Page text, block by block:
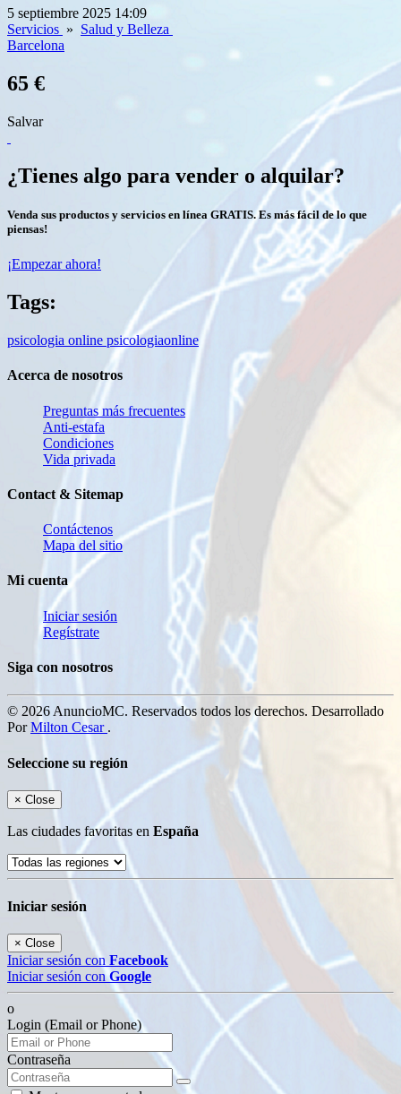
5 septiembre 2025 14:09
Servicios » Salud y Belleza
Barcelona
65 €
Salvar
¿Tienes algo para vender o alquilar?
Venda sus productos y servicios en línea GRATIS. Es más fácil de lo que
piensas!
¡Empezar ahora!
Tags:
psicologia online psicologiaonline
Acerca de nosotros
Preguntas más frecuentes
Anti-estafa
Condiciones
Vida privada
Contact & Sitemap
Contáctenos
Mapa del sitio
Mi cuenta
Iniciar sesión
Regístrate
Siga con nosotros
© 2026 AnuncioMC. Reservados todos los derechos. Desarrollado
PorMilton Cesar .
Seleccione su región
× Close
Las ciudades favoritas en España
Iniciar sesión
× Close
Iniciar sesión con Facebook
Iniciar sesión conGoogle
o
Login (Email or Phone)
Contraseña